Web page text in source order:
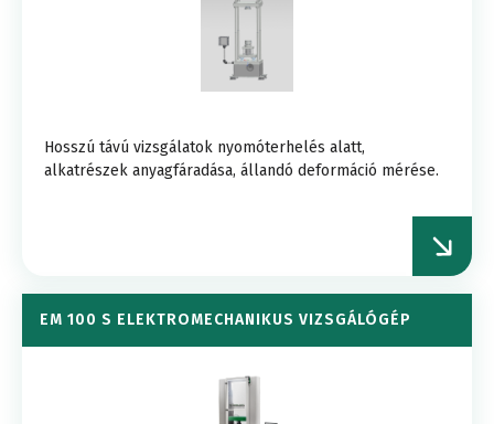
Hosszú távú vizsgálatok nyomóterhelés alatt,
alkatrészek anyagfáradása, állandó deformáció mérése.
EM 100 S ELEKTROMECHANIKUS VIZSGÁLÓGÉP